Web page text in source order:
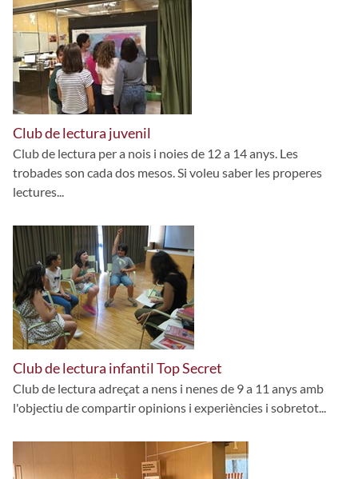
Club de lectura juvenil
Club de lectura per a nois i noies de 12 a 14 anys. Les
trobades son cada dos mesos. Si voleu saber les properes
lectures...
Club de lectura infantil Top Secret
Club de lectura adreçat a nens i nenes de 9 a 11 anys amb
l'objectiu de compartir opinions i experiències i sobretot...